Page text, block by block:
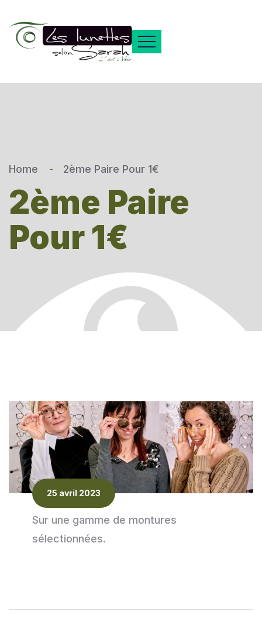
Home 2ème Paire Pour 1€
2ème Paire
Pour 1€
25 avril 2023
Sur une gamme de montures
sélectionnées.